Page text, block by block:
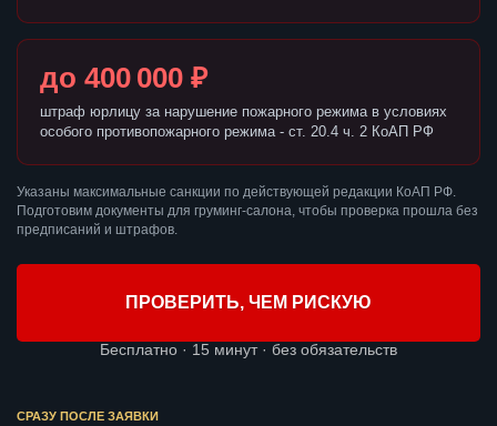
до 400 000 ₽
штраф юрлицу за нарушение пожарного режима в условиях
особого противопожарного режима - ст. 20.4 ч. 2 КоАП РФ
Указаны максимальные санкции по действующей редакции КоАП РФ.
Подготовим документы для груминг-салона, чтобы проверка прошла без
предписаний и штрафов.
ПРОВЕРИТЬ, ЧЕМ РИСКУЮ
Бесплатно · 15 минут · без обязательств
СРАЗУ ПОСЛЕ ЗАЯВКИ